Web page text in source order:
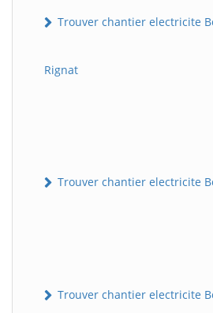
Trouver chantier electricite
Rignat
Trouver chantier electricite
Trouver chantier electricite